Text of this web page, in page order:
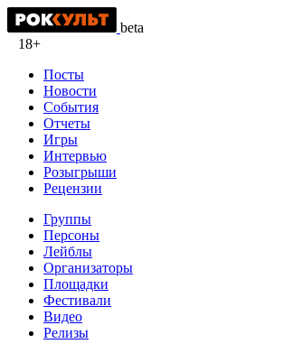
beta
18+
Посты
Новости
События
Отчеты
Игры
Интервью
Розыгрыши
Рецензии
Группы
Персоны
Лейблы
Организаторы
Площадки
Фестивали
Видео
Релизы